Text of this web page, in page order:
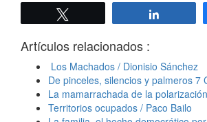
Artículos relacionados :
Los Machados / Dionisio Sánchez
De pinceles, silencios y palmeros 7
La mamarrachada de la
Territorios ocupados / Paco Bailo